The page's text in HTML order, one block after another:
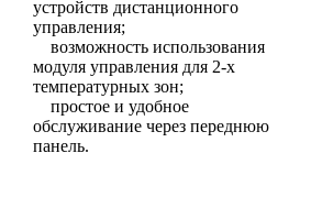
устройств дистанционного
управления;
возможность использования
модуля управления для 2-х
температурных зон;
простое и удобное
обслуживание через переднюю
панель.